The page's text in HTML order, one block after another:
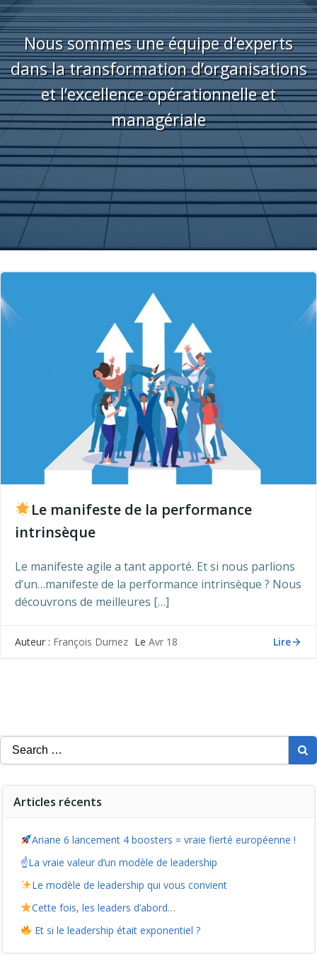
Nous sommes une équipe d’experts
dans la transformation d’organisations
et l’excellence opérationnelle et
managériale
Le manifeste de la performance
intrinsèque
Le manifeste agile a tant apporté. Et si nous parlions
d’un…manifeste de la performance intrinsèque ? Nous
découvrons de meilleures […]
Auteur : François Durnez Le Avr 18 Lire
Search
for:
Articles récents
Ariane 6 lancement 4 boosters = vraie fierté européenne !
☝️La vraie valeur d’un modèle de leadership
Le modèle de leadership qui vous convient
Cette fois, les leaders d’abord…
Et si le leadership était exponentiel ?